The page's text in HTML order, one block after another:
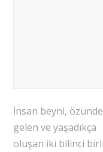
İnsan beyni,
gelen ve yaşadıkça
oluşan iki bilinci